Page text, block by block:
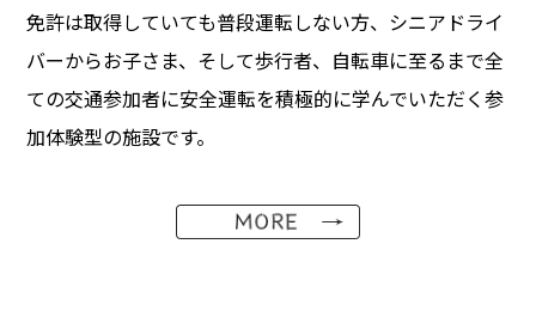
免許は取得していても普段運転しない方、シニアドライ
バーからお子さま、そして歩行者、自転車に至るまで全
ての交通参加者に安全運転を積極的に学んでいただく参
加体験型の施設です。